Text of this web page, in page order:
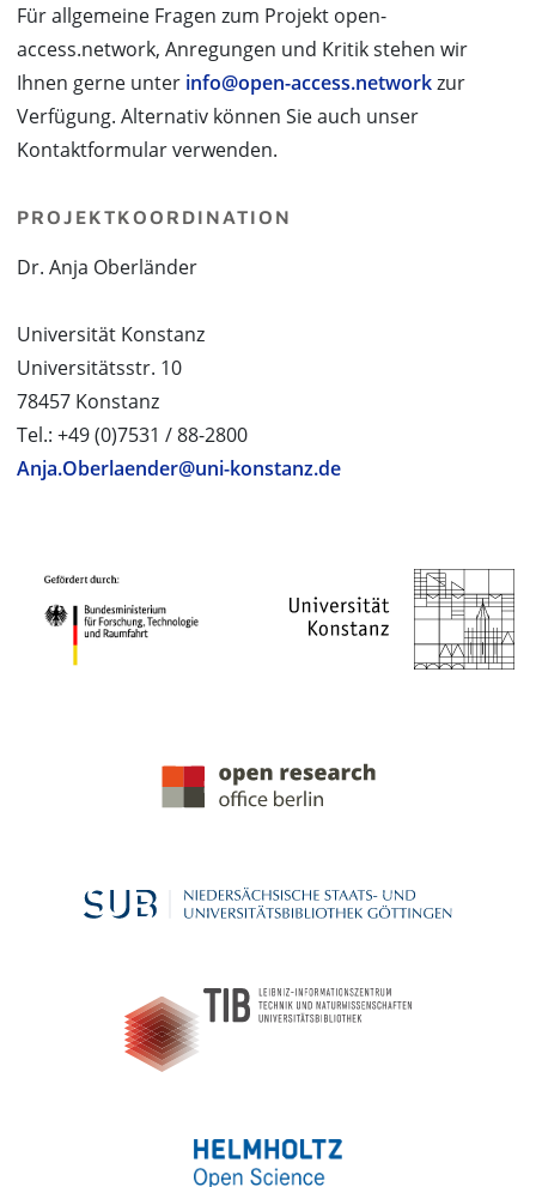
Für allgemeine Fragen zum Projekt open-
access.network, Anregungen und Kritik stehen wir
Ihnen gerne unter info@open-access.networkzur
Verfügung. Alternativ können Sie auch unser
Kontaktformular verwenden.
PROJEKTKOORDINATION
Dr. Anja Oberländer
Universität Konstanz
Universitätsstr. 10
78457 Konstanz
Tel.: +49 (0)7531 / 88-2800
Anja.Oberlaender@uni-konstanz.de